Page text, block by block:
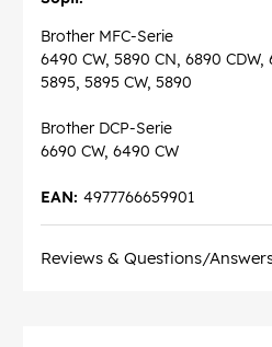
Brother MFC-Serie
6490 CW, 5890 CN, 6890 CDW,
5895, 5895 CW, 5890
Brother DCP-Serie
6690 CW, 6490 CW
4977766659901
EAN:
Reviews & Questions/